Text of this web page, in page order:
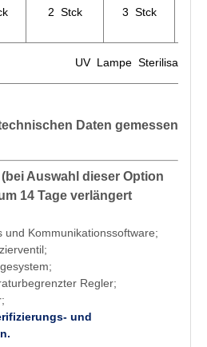
2 Stck 3 Stck
UV Lampe Sterilisation
Daten gemessen
Auswahl dieser Option
14 Tage verlängert
und Kommunikationssoftware;
Regler;
und